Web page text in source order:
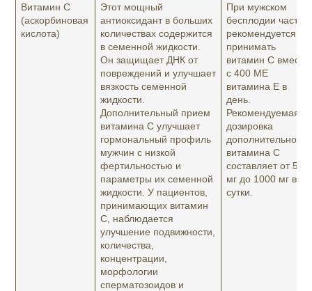
Витамин C
(аскорбиновая
кислота)
Этот мощный
антиоксидант в больших
количествах содержится
в семенной жидкости.
Он защищает ДНК от
повреждений и улучшает
вязкость семенной
жидкости.
Дополнительный прием
витамина C улучшает
гормональный профиль
мужчин с низкой
фертильностью и
параметры их семенной
жидкости. У пациентов,
принимающих витамин
C, наблюдается
улучшение подвижности,
количества,
концентрации,
морфологии
сперматозоидов и
При мужском
бесплодии часто
рекомендуется
принимать
витамин C вместе
с 400 МЕ
витамина E в
день.
Рекомендуемая
дозировка
дополнительного
витамина C
составляет от 500
мг до 1000 мг в
сутки.